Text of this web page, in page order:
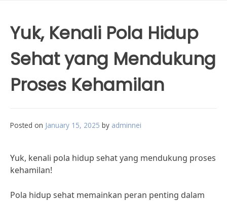
Yuk, Kenali Pola Hidup
Sehat yang Mendukung
Proses Kehamilan
Posted on January 15, 2025 by adminnei
Yuk, kenali pola hidup sehat yang mendukung proses
kehamilan!
Pola hidup sehat memainkan peran penting dalam